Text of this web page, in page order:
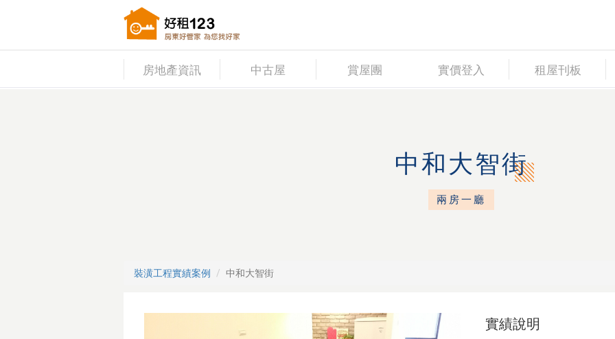
房地產資訊 中古屋 賞屋團 實價登入 租屋刊板
中和大智街
兩房一廳
裝潢工程實績案例 中和大智街
實績說明